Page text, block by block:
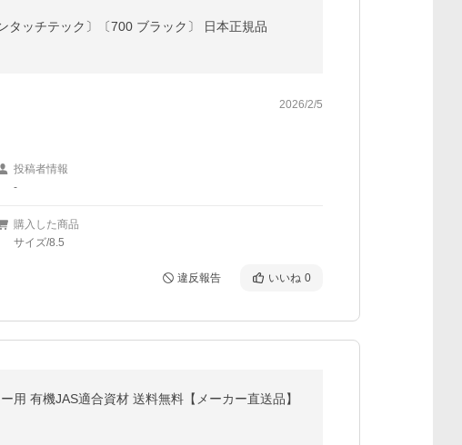
タッチテック〕〔700 ブラック〕 日本正規品
2026/2/5
投稿者情報
-
購入した商品
サイズ/8.5
違反報告 いいね 0
有機JAS適合資材 送料無料【メーカー直送品】